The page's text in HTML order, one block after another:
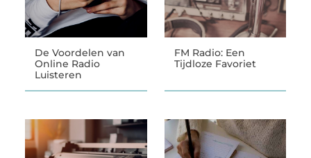
De Voordelen van
Online Radio
Luisteren
FM Radio: Een
Tijdloze Favoriet